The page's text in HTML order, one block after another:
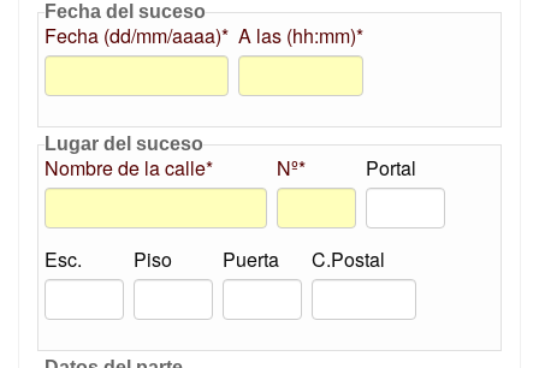
Fecha del suceso
Fecha (dd/mm/aaaa)* A las (hh:mm)*
Lugar del suceso
Nombre de la calle* Nº* Portal
Esc. Piso Puerta C.Postal